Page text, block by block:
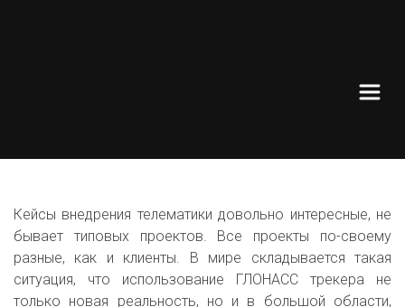
Кейсы внедрения телематики довольно интересные, не
бывает типовых проектов. Все проекты по-своему
разные, как и клиенты. В мире складывается такая
ситуация, что использование ГЛОНАСС трекера не
только новая реальность, но и в большой области,